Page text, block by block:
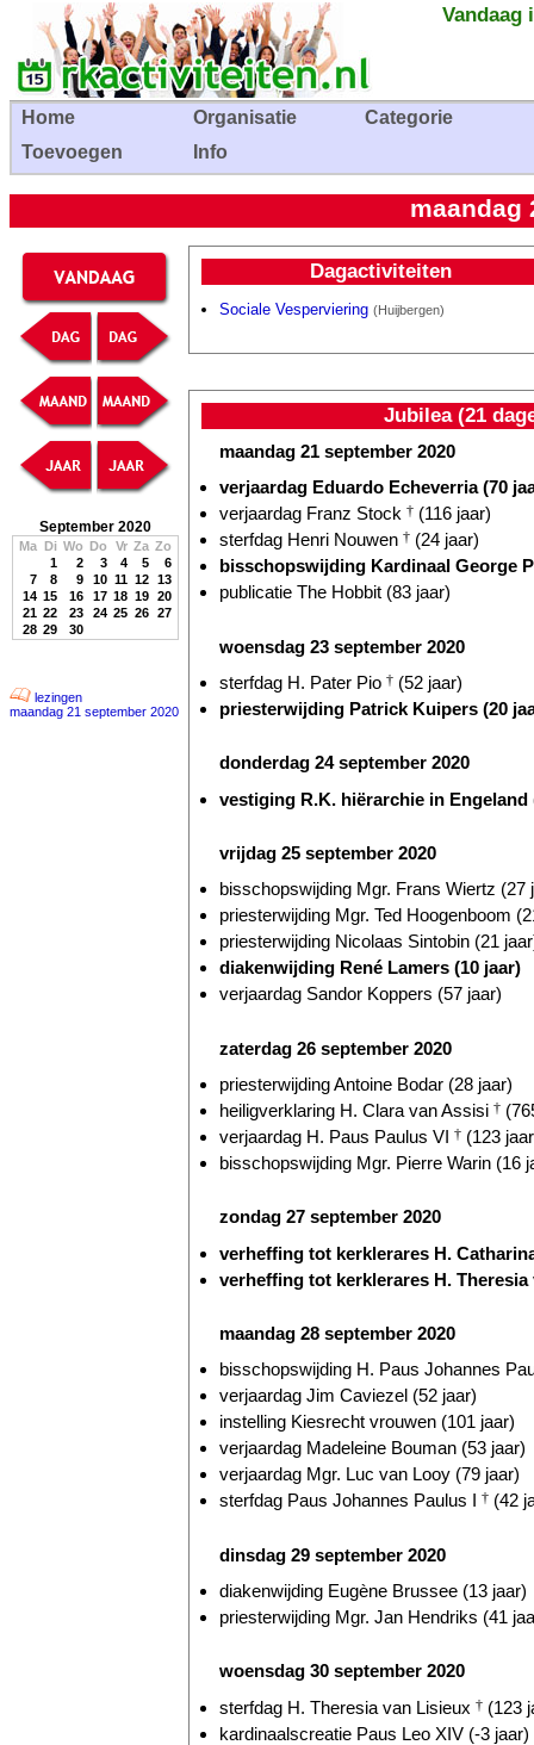
Vandaag
Home Organisatie
Categorie
Toevoegen
Info
maandag
September 2020
Ma Di Wo Do Vr Za Zo
1
2 3 4 5
6
7
8 9 10 11 12 13
14 15 16 17 18 19 20
21 22 23 24 25 26 27
28 29 30
lezingen
maandag 21 september 2020
Dagactiviteiten
Sociale Vesperviering (Huijbergen)
Jubilea (21
maandag 21 september 2020
verjaardag Eduardo Echeverria (70
verjaardag Franz Stock † (116 jaar)
sterfdag Henri Nouwen † (24 jaar)
bisschopswijding Kardinaal George
publicatie The Hobbit (83 jaar)
woensdag 23 september 2020
sterfdag H. Pater Pio † (52 jaar)
priesterwijding Patrick Kuipers (20
donderdag 24 september 2020
vestiging R.K. hiërarchie in Engeland
vrijdag 25 september 2020
bisschopswijding Mgr. Frans Wiertz (27
priesterwijding Mgr. Ted Hoogenboom
priesterwijding Nicolaas Sintobin (21
diakenwijding René Lamers (10 jaar)
verjaardag Sandor Koppers (57 jaar)
zaterdag 26 september 2020
priesterwijding Antoine Bodar (28 jaar)
heiligverklaring H. Clara van Assisi †
verjaardag H. Paus Paulus VI † (123
bisschopswijding Mgr. Pierre Warin (16
zondag 27 september 2020
verheffing tot kerklerares H.
verheffing tot kerklerares H.
maandag 28 september 2020
bisschopswijding H. Paus Johannes
verjaardag Jim Caviezel (52 jaar)
instelling Kiesrecht vrouwen (101 jaar)
verjaardag Madeleine Bouman (53 jaar)
verjaardag Mgr. Luc van Looy (79 jaar)
sterfdag Paus Johannes Paulus I † (42
dinsdag 29 september 2020
diakenwijding Eugène Brussee (13 jaar)
priesterwijding Mgr. Jan Hendriks (41
woensdag 30 september 2020
sterfdag H. Theresia van Lisieux † (123
kardinaalscreatie Paus Leo XIV (-3 jaar)